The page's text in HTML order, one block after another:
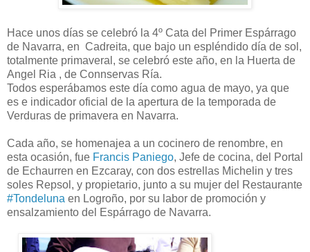
Hace unos días se celebró la 4º Cata del Primer Espárrago
de Navarra, en Cadreita, que bajo un espléndido día de sol,
totalmente primaveral, se celebró este año, en la Huerta de
Angel Ria , de Connservas Ría.
Todos esperábamos este día como agua de mayo, ya que
es e indicador oficial de la apertura de la temporada de
Verduras de primavera en Navarra.
Cada año, se homenajea a un cocinero de renombre, en
esta ocasión, fue Francis Paniego, Jefe de cocina, del Portal
de Echaurren en Ezcaray, con dos estrellas Michelin y tres
soles Repsol, y propietario, junto a su mujer del Restaurante
#Tondeluna en Logroño, por su labor de promoción y
ensalzamiento del Espárrago de Navarra.